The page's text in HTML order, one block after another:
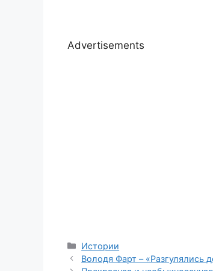
Advertisements
Categories
Истории
Володя Фарт – «Разгулялись